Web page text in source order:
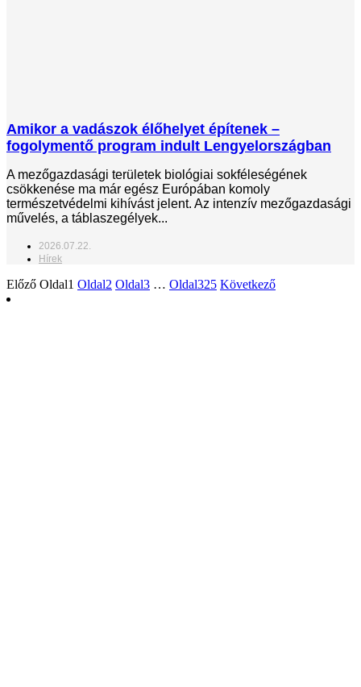
Amikor a vadászok élőhelyet építenek –
fogolymentő program indult Lengyelországban
A mezőgazdasági területek biológiai sokféleségének
csökkenése ma már egész Európában komoly
természetvédelmi kihívást jelent. Az intenzív mezőgazdasági
művelés, a táblaszegélyek...
2026.07.22.
Hírek
Előző Oldal1 Oldal2 Oldal3 … Oldal325 Következő